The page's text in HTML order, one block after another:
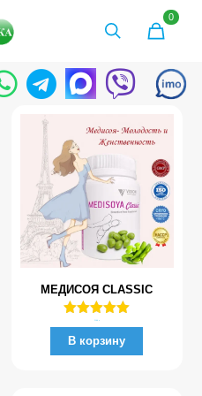
0
МЕДИСОЯ CLASSIC
Оценка
5.00
из 5
В корзину